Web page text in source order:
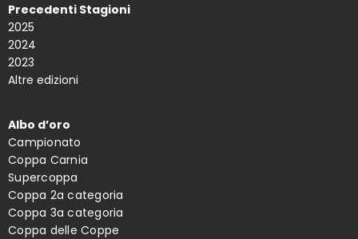
Precedenti Stagioni
2025
2024
2023
Altre edizioni
Albo d’oro
Campionato
Coppa Carnia
Supercoppa
Coppa 2a categoria
Coppa 3a categoria
Coppa delle Coppe